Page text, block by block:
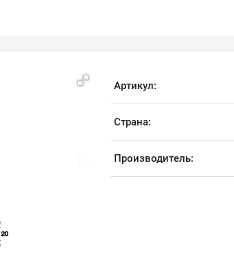
Артикул:
Страна:
Производитель: